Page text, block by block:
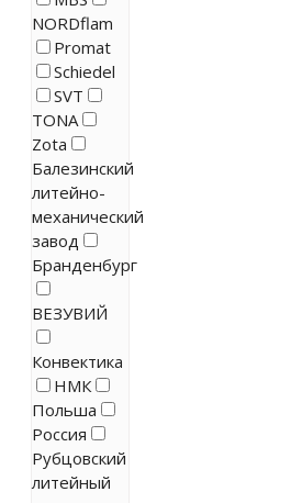
NORDflam
Promat
Schiedel
SVT
TONA
Zota
Балезинский
литейно-
механический
завод
Бранденбург
ВЕЗУВИЙ
Конвектика
НМК
Польша
Россия
Рубцовский
литейный